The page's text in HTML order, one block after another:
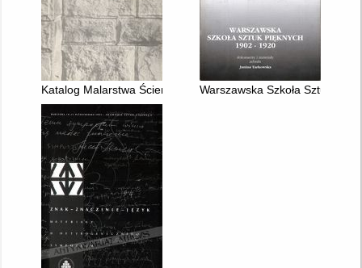
Katalog Malarstwa Ściennego Studentów Akademii Sztuk
Warszawska Szkoła Sztuk